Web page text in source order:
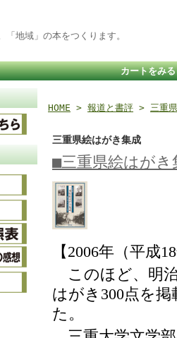
地域」の本をつくります。
カートをみる
HOME > 報道と書評 > 三重
三重県絵はがき集成
■三重県絵はがき
【2006年（平成18
このほど、明
はがき 300点を掲
た。